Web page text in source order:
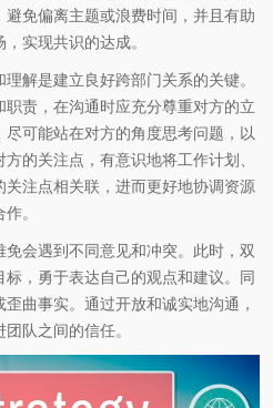
免偏离主题或浪费时间，并且有助
实现共识的达成。
解是建立良好跨部门关系的关键。
责，在沟通时应充分尊重对方的立
可能站在对方的角度思考问题，以
的关注点，有意识地将工作计划、
注点相关联，进而更好地协调资源
。
会遇到不同意见和冲突。此时，双
，勇于表达自己的观点和建议。同
曲事实。通过开放和诚实地沟通，
队之间的信任。